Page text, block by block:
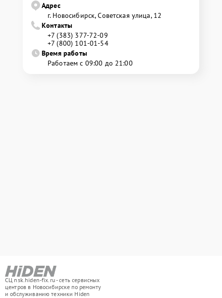
Адрес
г. Новосибирск, Советская улица, 12
Контакты
+7 (383) 377-72-09
+7 (800) 101-01-54
Время работы
Работаем с 09:00 до 21:00
СЦ nsk.hiden-fix.ru - сеть сервисных
центров в Новосибирске по ремонту
и обслуживанию техники Hiden